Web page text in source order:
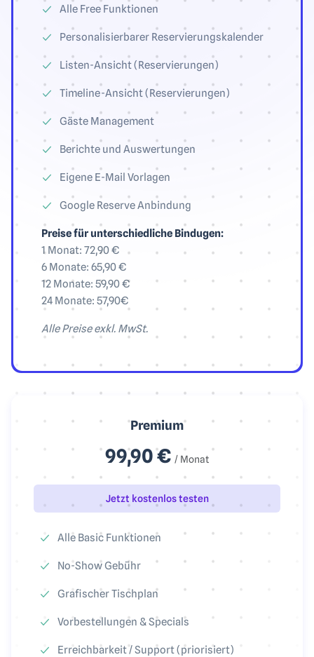
Alle Free Funktionen
Personalisierbarer Reservierungskalender
Listen-Ansicht (Reservierungen)
Timeline-Ansicht (Reservierungen)
Gäste Management
Berichte und Auswertungen
Eigene E-Mail Vorlagen
Google Reserve Anbindung
Preise für unterschiedliche Bindugen:
1 Monat: 72,90 €
6 Monate: 65,90 €
12 Monate: 59,90 €
24 Monate: 57,90€
Alle Preise exkl. MwSt.
Premium
99,90 € / Monat
Jetzt kostenlos testen
Alle Basic Funktionen
No-Show Gebühr
Grafischer Tischplan
Vorbestellungen & Specials
Erreichbarkeit / Support (priorisiert)